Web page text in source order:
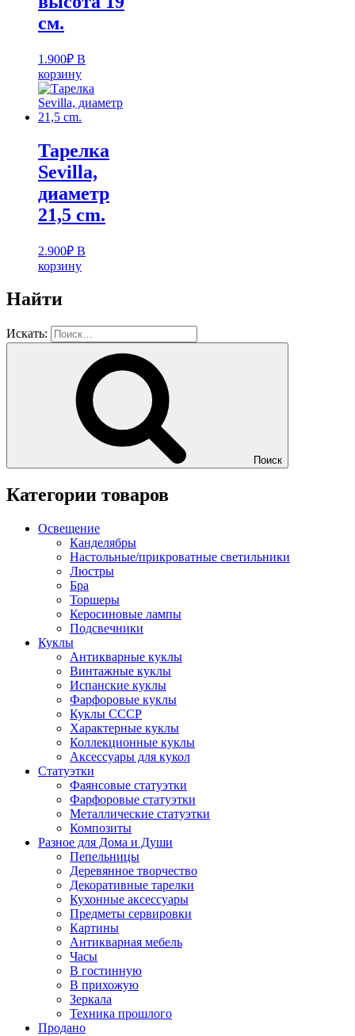
см.
1.900₽ В
корзину
Тарелка
Sevilla,
диаметр
21,5 cm.
2.900₽ В
корзину
Найти
Искать:
Поиск
Категории товаров
Освещение
Канделябры
Настольные/прикроватные светильники
Люстры
Бра
Торшеры
Керосиновые лампы
Подсвечники
Куклы
Антикварные куклы
Винтажные куклы
Испанские куклы
Фарфоровые куклы
Куклы СССР
Характерные куклы
Коллекционные куклы
Аксессуары для кукол
Статуэтки
Фаянсовые статуэтки
Фарфоровые статуэтки
Металлические статуэтки
Композиты
Разное для Дома и Души
Пепельницы
Деревянное творчество
Декоративные тарелки
Кухонные аксессуары
Предметы сервировки
Картины
Антикварная мебель
Часы
В гостинную
В прихожую
Зеркала
Техника прошлого
Продано